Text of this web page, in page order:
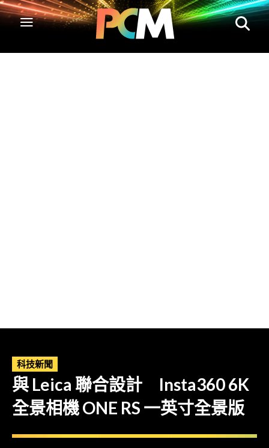
科技新聞
與 Leica 聯合設計 Insta360 6K
全景相機 ONE RS 一英寸全景版